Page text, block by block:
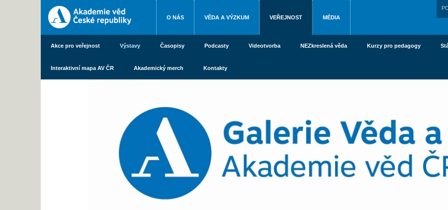
O NÁS VĚDA A VÝZKUM VEŘEJNOST MÉDIA
Akce pro veřejnost Výstavy Časopisy Podcasty Videotvorba NEZkreslená věda Kurzy pro pedagogy
Interaktivní mapa AV ČR Akademický merch Kontakty